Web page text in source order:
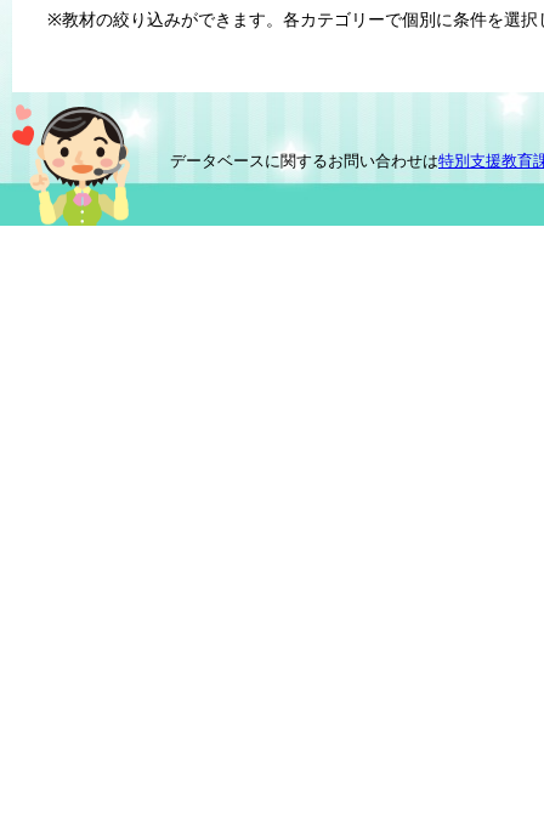
※教材の絞り込みができます。各カテゴリーで個別に条件を選択
データベースに関するお問い合わせは特別支援教育